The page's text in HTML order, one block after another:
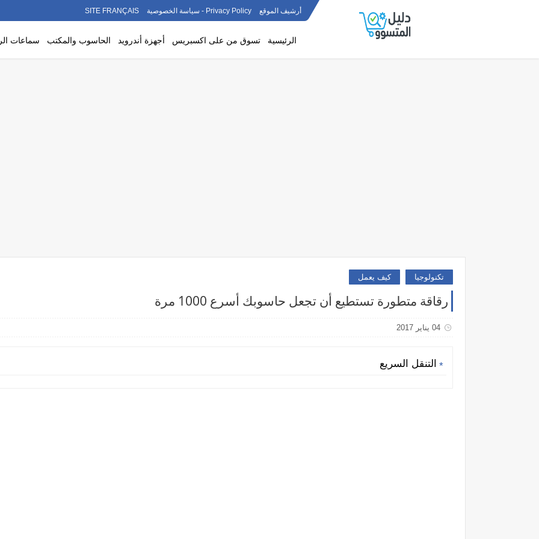
أرشيف الموقع Privacy Policy - سياسة الخصوصية SITE FRANÇAIS
الرئيسية تسوق من على اكسبريس أجهزة أندرويد الحاسوب والمكتب سماعات
تكنولوجيا كيف يعمل
رقاقة متطورة تستطيع أن تجعل حاسوبك أسرع 1000 مرة
04 يناير 2017
التنقل السريع